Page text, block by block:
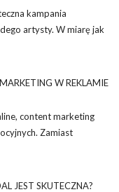
kampania
artysty. W miarę jak
W REKLAMIE
content marketing
Zamiast
JEST SKUTECZNA?